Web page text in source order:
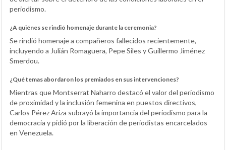
periodismo.
¿A quiénes se rindió homenaje durante la ceremonia?
Se rindió homenaje a compañeros fallecidos recientemente,
incluyendo a Julián Romaguera, Pepe Siles y Guillermo Jiménez
Smerdou.
¿Qué temas abordaron los premiados en sus intervenciones?
Mientras que Montserrat Naharro destacó el valor del periodismo
de proximidad y la inclusión femenina en puestos directivos,
Carlos Pérez Ariza subrayó la importancia del periodismo para la
democracia y pidió por la liberación de periodistas encarcelados
en Venezuela.